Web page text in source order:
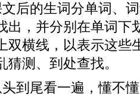
后的生词分单词、
出，并分别在单词下
双横线，以表示这些
测、到处查找。
到尾看一遍，懂不